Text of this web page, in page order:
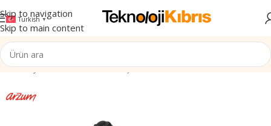
Skip to navigation
Skip to main content
Turkish ▼
Ana Sayfa/Elektronik/Ev & Yaşam